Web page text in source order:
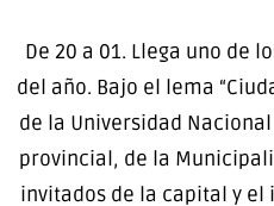
De 20 a 01. Llega uno de
del año. Bajo el lema
de la Universidad
provincial, de la
invitados de la capital y